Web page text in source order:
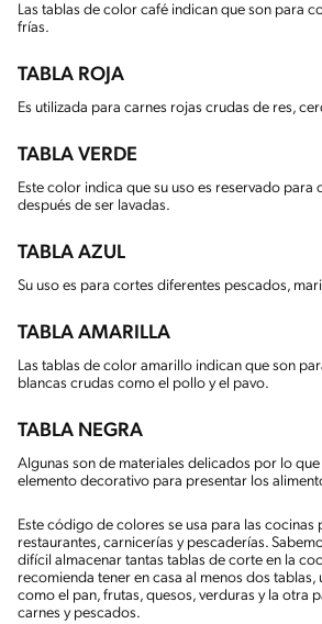
Las tablas de color café indican que son para
frías.
TABLA ROJA
Es utilizada para carnes rojas crudas de res,
TABLA VERDE
Este color indica que su uso es reservado para
después de ser lavadas.
TABLA AZUL
Su uso es para cortes diferentes pescados,
TABLA AMARILLA
Las tablas de color amarillo indican que son
blancas crudas como el pollo y el pavo.
TABLA NEGRA
Algunas son de materiales delicados por lo
elemento decorativo para presentar los
Este código de colores se usa para las
restaurantes, carnicerías y pescaderías.
difícil almacenar tantas tablas de corte en la
recomienda tener en casa al menos dos
como el pan, frutas, quesos, verduras y la otra
carnes y pescados.